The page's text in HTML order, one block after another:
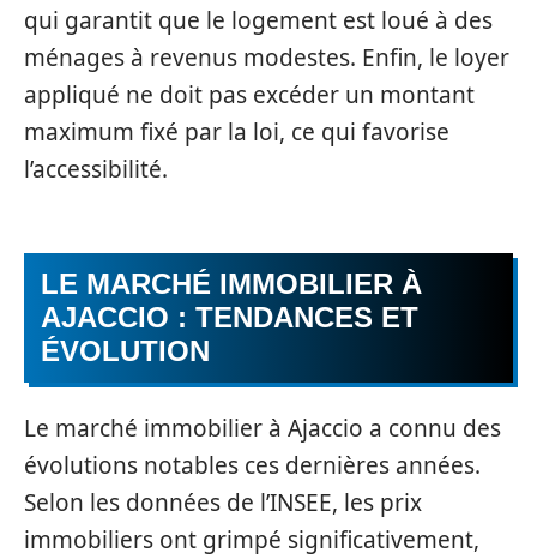
qui garantit que le logement est loué à des
ménages à revenus modestes. Enfin, le loyer
appliqué ne doit pas excéder un montant
maximum fixé par la loi, ce qui favorise
l’accessibilité.
LE MARCHÉ IMMOBILIER À
AJACCIO : TENDANCES ET
ÉVOLUTION
Le marché immobilier à Ajaccio a connu des
évolutions notables ces dernières années.
Selon les données de l’INSEE, les prix
immobiliers ont grimpé significativement,